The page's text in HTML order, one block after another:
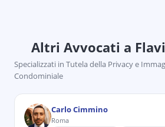
Altri Avvocati a
Specializzati in Tutela della Privacy e
Condominiale
Carlo Cimmino
Roma